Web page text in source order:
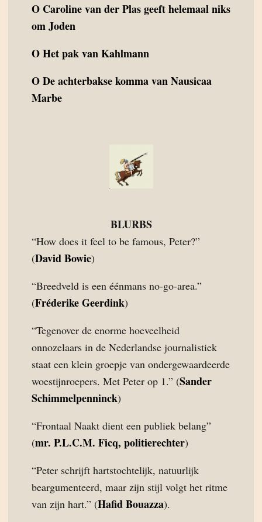
O Caroline van der Plas geeft helemaal niks
om Joden
OHet pak van Kahlmann
ODe achterbakse komma van Nausicaa
Marbe
BLURBS
“How does it feel to be famous, Peter?”
(David Bowie)
“Breedveld is een éénmans no-go-area.”
(Fréderike Geerdink)
“Tegenover de enorme hoeveelheid
onnozelaars in de Nederlandse journalistiek
staat een klein groepje van ondergewaardeerde
woestijnroepers. Met Peter op 1.” (Sander
Schimmelpenninck)
“Frontaal Naakt dient een publiek belang”
(mr. P.L.C.M. Ficq, politierechter)
“Peter schrijft hartstochtelijk, natuurlijk
beargumenteerd, maar zijn stijl volgt het ritme
van zijn hart.” (Hafid Bouazza).